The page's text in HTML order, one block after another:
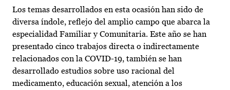
Los temas desarrollados en esta ocasión han sido de
diversa índole, reflejo del amplio campo que abarca la
especialidad Familiar y Comunitaria. Este año se han
presentado cinco trabajos directa o indirectamente
relacionados con la COVID-19, también se han
desarrollado estudios sobre uso racional del
medicamento, educación sexual, atención a los